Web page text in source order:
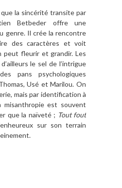
la sincérité transite par
Betbeder offre une
genre. Il crée la rencontre
des caractères et voit
peut fleurir et grandir. Les
le sel de l’intrigue
pans psychologiques
Usé et Marilou. On
mais par identification à
misanthropie est souvent
que la naïveté ; Tout fout
sur son terrain